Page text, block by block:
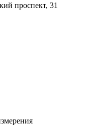
проспект, 31